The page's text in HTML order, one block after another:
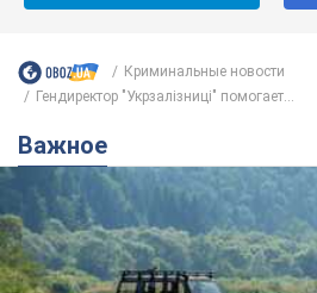
Криминальные новости
Гендиректор "Укрзалізниці" помогает...
Важное